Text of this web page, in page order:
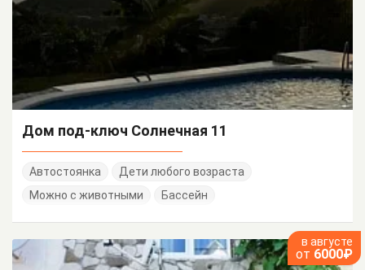
Дом под-ключ Солнечная 11
Автостоянка
Дети любого возраста
Можно с животными
Бассейн
в августе
от 6000₽